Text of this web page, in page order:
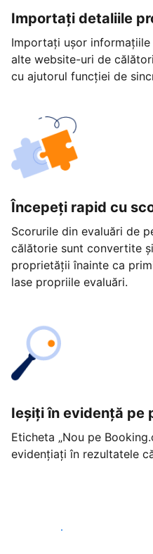
Importați detaliile
Importați ușor
alte website-uri de
cu ajutorul funcției de
Începeți rapid cu
Scorurile din evaluări de
călătorie sunt convertite
proprietății înainte ca
lase propriile evaluări.
Ieșiți în evidență pe
Eticheta „Nou pe
evidențiați în rezultatele
Începeți astăzi